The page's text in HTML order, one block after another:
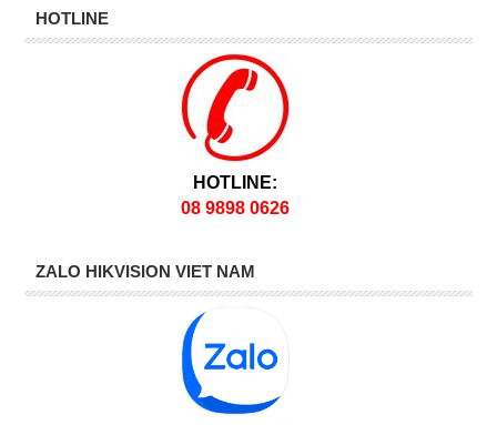
HOTLINE
HOTLINE:
08 9898 0626
ZALO HIKVISION VIET NAM